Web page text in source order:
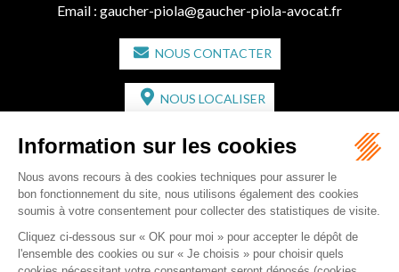
Email : gaucher-piola@gaucher-piola-avocat.fr
NOUS CONTACTER
NOUS LOCALISER
CABINET SECONDAIRE
2 bis Avenue de l'Europe
33350 ST MAGNE-DE-CASTILLON
Tél :05 57 55 87 30 - Fax : 05 57 51 73 64
Email :gaucher-piola@gaucher-piola-avocat.fr